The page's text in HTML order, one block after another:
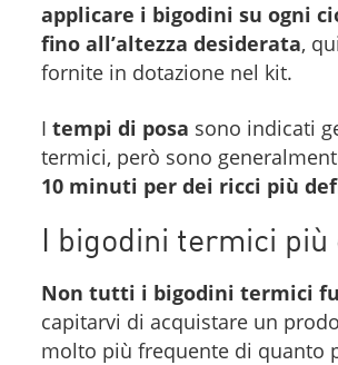
applicare i bigodini su ogni
fino all’altezza desiderata,
fornite in dotazione nel kit.
I tempi di posa sono indicati
termici, però sono
10 minuti per dei ricci più
I bigodini termici più
Non tutti i bigodini termici
capitarvi di acquistare un
molto più frequente di quanto